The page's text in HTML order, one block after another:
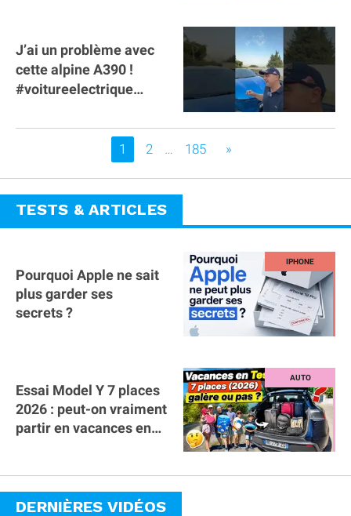
J’ai un problème avec
cette alpine A390 !
#voitureelectrique
#sportscar
Vous êtes sur la page
1 2 … 185 »
TESTS & ARTICLES
Pourquoi Apple ne sait
plus garder ses
secrets ?
Essai Model Y 7 places
2026 : peut-on vraiment
partir en vacances en
DERNIÈRES VIDÉOS